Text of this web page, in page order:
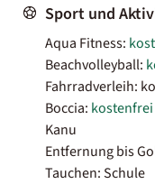
Sport und
Aqua Fitness:
Beachvolleyball:
Fahrradverleih:
Boccia: kostenfrei
Kanu
Entfernung bis
Tauchen: Schule